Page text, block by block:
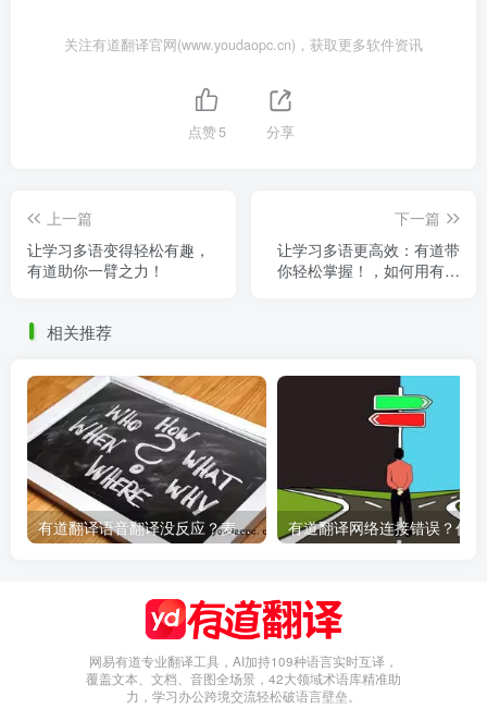
关注有道翻译官网(www.youdaopc.cn)，获取更多软件资讯
点赞5 分享
上一篇
让学习多语变得轻松有趣，
有道助你一臂之力！
下一篇
让学习多语更高效：有道带
你轻松掌握！，如何用有道
相关推荐
有道翻译语音翻译没反应？麦克风权限设置指南
网易有道专业翻译工具，AI加持109种语言实时互译，
覆盖文本、文档、音图全场景，42大领域术语库精准助
力，学习办公跨境交流轻松破语言壁垒。